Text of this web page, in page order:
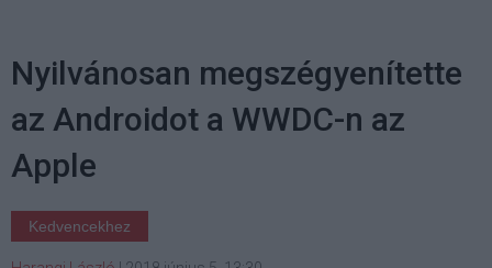
Nyilvánosan megszégyenítette
az Androidot a WWDC-n az
Apple
Kedvencekhez